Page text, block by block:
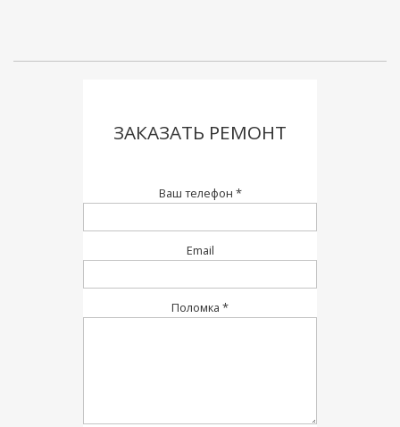
ЗАКАЗАТЬ РЕМОНТ
Ваш телефон *
Email
Поломка *